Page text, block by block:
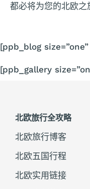
都必将为您的北欧之
[ppb_blog
[ppb_gallery
北欧旅行全攻略
北欧旅行博客
北欧五国行程
北欧实用链接